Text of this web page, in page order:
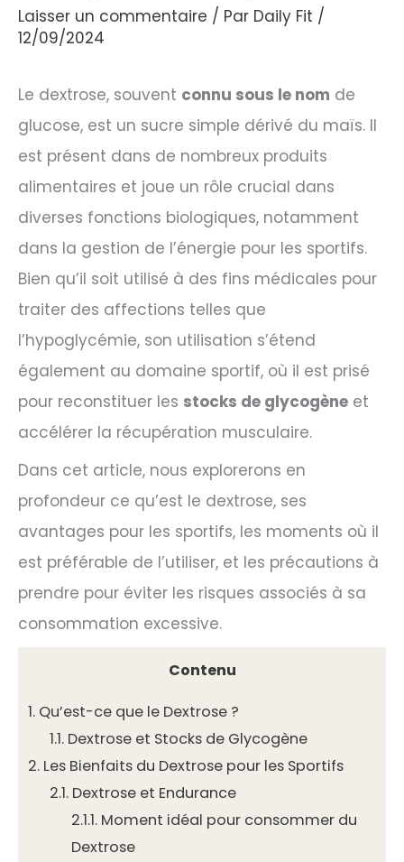
Laisser un commentaire / Par Daily Fit /
12/09/2024
Le dextrose, souvent connu sous le nom de
glucose, est un sucre simple dérivé du maïs. Il
est présent dans de nombreux produits
alimentaires et joue un rôle crucial dans
diverses fonctions biologiques, notamment
dans la gestion de l’énergie pour les sportifs.
Bien qu’il soit utilisé à des fins médicales pour
traiter des affections telles que
l’hypoglycémie, son utilisation s’étend
également au domaine sportif, où il est prisé
pour reconstituer les stocks de glycogène et
accélérer la récupération musculaire.
Dans cet article, nous explorerons en
profondeur ce qu’est le dextrose, ses
avantages pour les sportifs, les moments où il
est préférable de l’utiliser, et les précautions à
prendre pour éviter les risques associés à sa
consommation excessive.
Contenu
1. Qu’est-ce que le Dextrose ?
1.1. Dextrose et Stocks de Glycogène
2. Les Bienfaits du Dextrose pour les Sportifs
2.1. Dextrose et Endurance
2.1.1. Moment idéal pour consommer du
Dextrose